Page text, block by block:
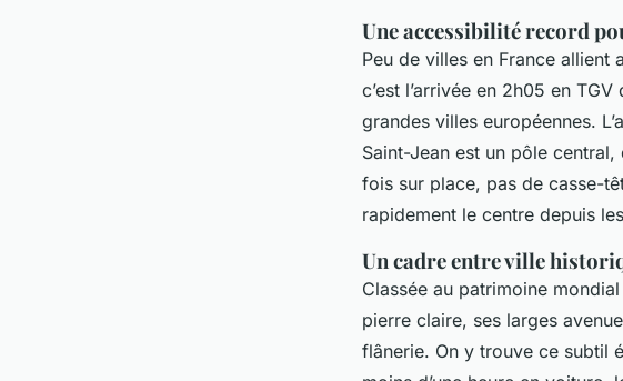
Une accessibilité record
Peu de villes en France
c’est l’arrivée en 2h05 en
grandes villes européennes.
Saint-Jean est un pôle
fois sur place, pas de casse-
rapidement le centre depuis
Un cadre entre ville
Classée au patrimoine
pierre claire, ses larges
flânerie. On y trouve ce subtil